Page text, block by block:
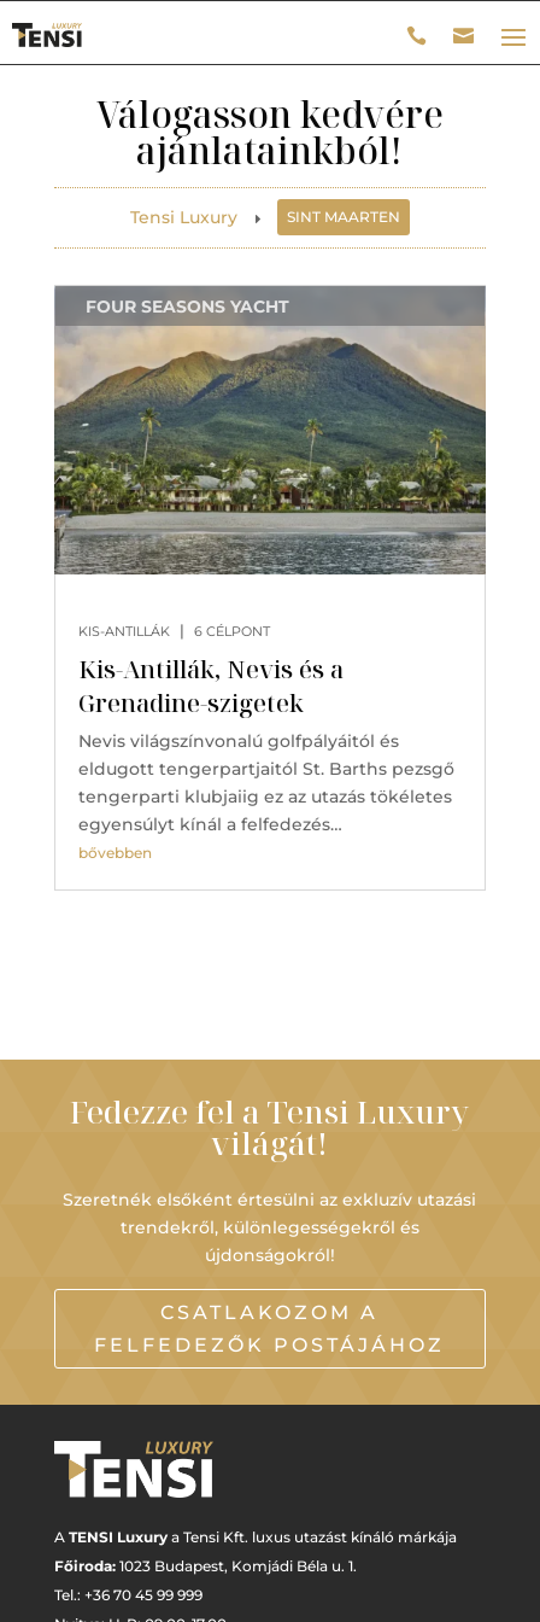
Válogasson kedvére
ajánlatainkból!
Tensi Luxury E SINT MAARTEN
Kis-Antillák, Nevis és a
Grenadine-szigetek
KIS-ANTILLÁK | 6 CÉLPONT
FOUR SEASONS YACHT
Nevis világszínvonalú golfpályáitól és
eldugott tengerpartjaitól St. Barths pezsgő
tengerparti klubjaiig ez az utazás tökéletes
egyensúlyt kínál a felfedezés…
bővebben
Fedezze fel a Tensi Luxury
világát!
Szeretnék elsőként értesülni az exkluzív utazási
trendekről, különlegességekről és
újdonságokról!
CSATLAKOZOM A
FELFEDEZŐK POSTÁJÁHOZ
A TENSI Luxurya Tensi Kft. luxus utazást kínáló márkája
Főiroda: 1023 Budapest, Komjádi Béla u. 1.
Tel.: +36 70 45 99 999